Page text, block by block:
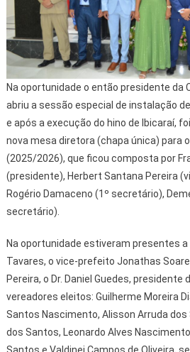
Na oportunidade o então presidente da
abriu a sessão especial de instalação
e após a execução do hino de Ibicaraí,
nova mesa diretora (chapa única) para
(2025/2026), que ficou composta por
(presidente), Herbert Santana Pereira
Rogério Damaceno (1º secretário),
secretário).
Na oportunidade estiveram presentes
Tavares, o vice-prefeito Jonathas
Pereira, o Dr. Daniel Guedes, presidente
vereadores eleitos: Guilherme Moreira
Santos Nascimento, Alisson Arruda dos
dos Santos, Leonardo Alves